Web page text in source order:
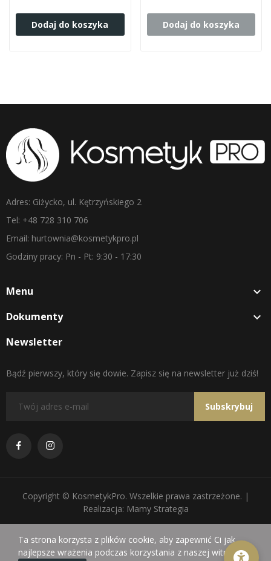
Dodaj do koszyka Dodaj do koszyka
Adres: Giżycko, ul. Kętrzyńskiego 2
Tel: +48 728 310 706
Email: hurtownia@kosmetykpro.pl
Godziny pracy: Pn - Pt: 9:30 - 17:30
Menu 
Dokumenty 
Newsletter
Bądź pierwszy, który się dowie. Zapisz się na newsletter już dziś!
Subskrybuj
Copyright © KosmetykPro. Wszelkie prawa zastrzeżone. |
Realizacja: Mamy Strategia
Ta strona korzysta z plików cookie, aby zapewnić Ci jak
najlepsze wrażenia podczas korzystania z naszej witryny.